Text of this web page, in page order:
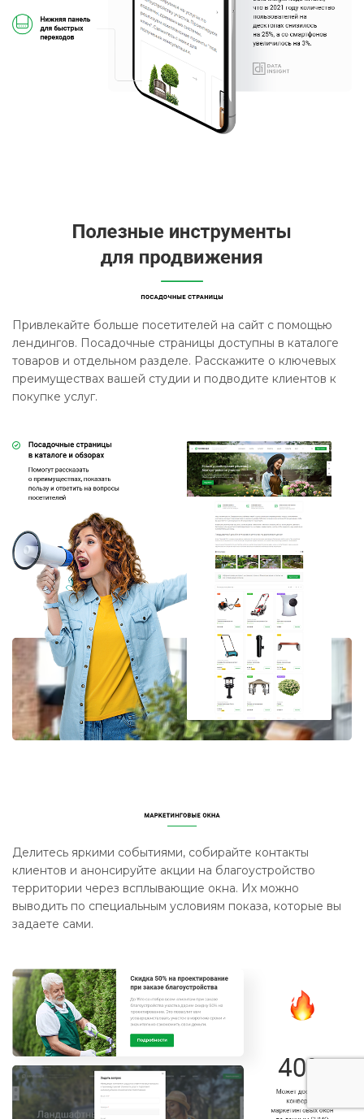
Привлекайте больше посетителей на сайт с помощью
лендингов. Посадочные страницы доступны в каталоге
товаров и отдельном разделе. Расскажите о ключевых
преимуществах вашей студии и подводите клиентов к
покупке услуг.
Делитесь яркими событиями, собирайте контакты
клиентов и анонсируйте акции на благоустройство
территории через всплывающие окна. Их можно
выводить по специальным условиям показа, которые вы
задаете сами.